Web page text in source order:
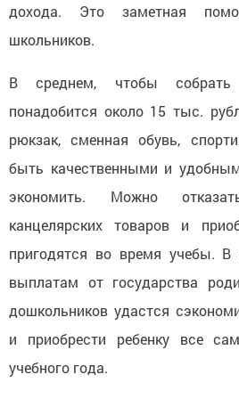
дохода. Это заметная
школьников.
В среднем, чтобы
понадобится около 15 тыс.
рюкзак, сменная обувь,
быть качественными и
экономить. Можно
канцелярских товаров и
пригодятся во время учебы. В
выплатам от государства
дошкольников удастся
и приобрести ребенку все
учебного года.